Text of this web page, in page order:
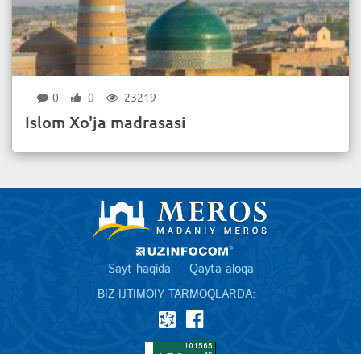
0 0 23219
Islom Xo'ja madrasasi
Sayt haqida Qayta aloqa
BIZ IJTIMOIY TARMOQLARDA: